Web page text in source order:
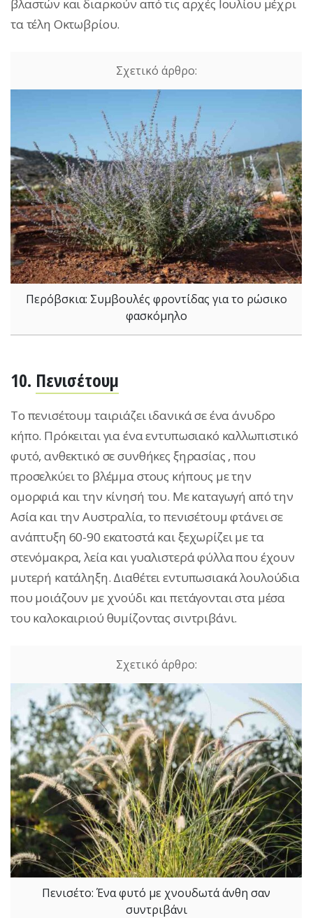
βλαστών και διαρκούν από τις αρχές Ιουλίου μέχρι
τα τέλη Οκτωβρίου.
Περόβσκια: Συμβουλές φροντίδας για το ρώσικο
φασκόμηλο
10. Πενισέτουμ
Το πενισέτουμ ταιριάζει ιδανικά σε ένα άνυδρο
κήπο. Πρόκειται για ένα εντυπωσιακό καλλωπιστικό
φυτό, ανθεκτικό σε συνθήκες ξηρασίας , που
προσελκύει το βλέμμα στους κήπους με την
ομορφιά και την κίνησή του. Με καταγωγή από την
Ασία και την Αυστραλία, το πενισέτουμ φτάνει σε
ανάπτυξη 60-90 εκατοστά και ξεχωρίζει με τα
στενόμακρα, λεία και γυαλιστερά φύλλα που έχουν
μυτερή κατάληξη. Διαθέτει εντυπωσιακά λουλούδια
που μοιάζουν με χνούδι και πετάγονται στα μέσα
του καλοκαιριού θυμίζοντας σιντριβάνι.
Πενισέτο: Ένα φυτό με χνουδωτά άνθη σαν
συντριβάνι